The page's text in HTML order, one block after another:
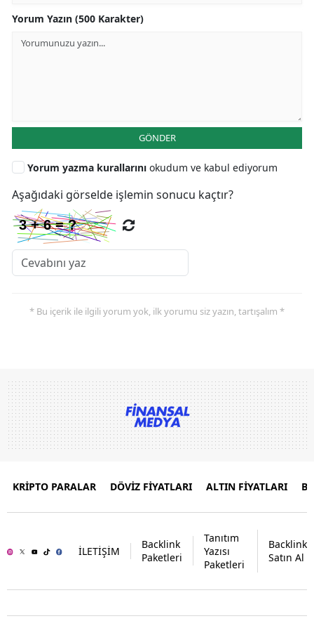
Yorum Yazın (500 Karakter)
GÖNDER
Yorum yazma kurallarını okudum ve kabul ediyorum
Aşağıdaki görselde işlemin sonucu kaçtır?
* Bu içerik ile ilgili yorum yok, ilk yorumu siz yazın, tartışalım *
KRİPTO PARALAR DÖVİZ FİYATLARI ALTIN FİYATLARI
İLETİŞİM
Backlink
Paketleri
Tanıtım
Yazısı
Paketleri
Backlink
Satın Al